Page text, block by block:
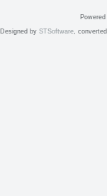
Designed by STSoftware,